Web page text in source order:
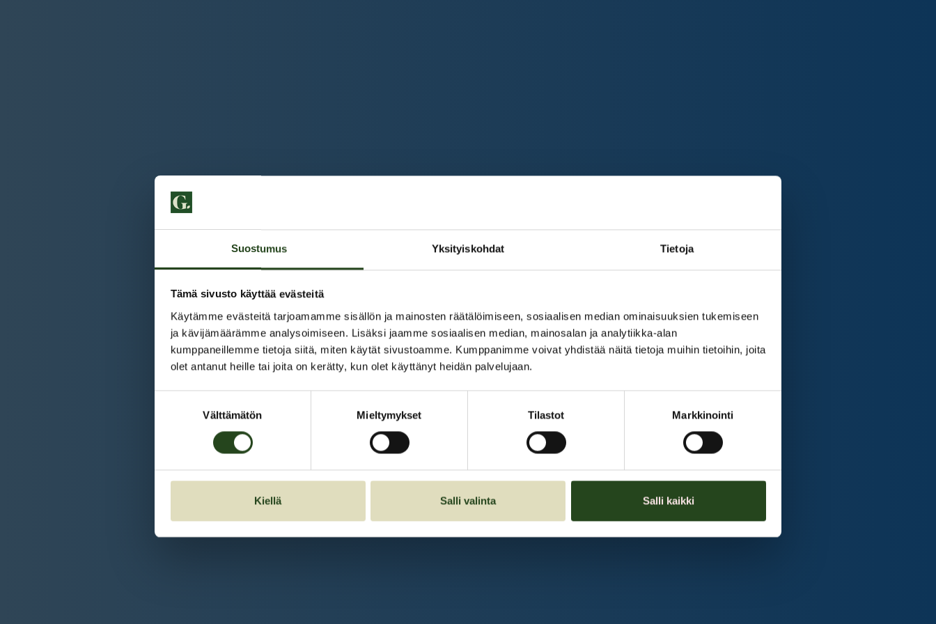
Suostumus Yksityiskohdat Tietoja
Tämä sivusto käyttää evästeitä
Käytämme evästeitä tarjoamamme sisällön ja mainosten räätälöimiseen, sosiaalisen median ominaisuuksien tukemiseen
ja kävijämäärämme analysoimiseen. Lisäksi jaamme sosiaalisen median, mainosalan ja analytiikka-alan
kumppaneillemme tietoja siitä, miten käytät sivustoamme. Kumppanimme voivat yhdistää näitä tietoja muihin tietoihin, joita
olet antanut heille tai joita on kerätty, kun olet käyttänyt heidän palvelujaan.
Välttämätön Mieltymykset Tilastot Markkinointi
Kiellä Salli valinta Salli kaikki
Kauppakeskus Grani
Intranet
Et ole kirjautunut sisään.Kirjaudu sisään